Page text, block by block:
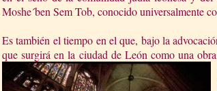
Moshe´ben Sem Tob, conocido universalmente
Es también el tiempo en el que, bajo la
que surgirá en la ciudad de León como una